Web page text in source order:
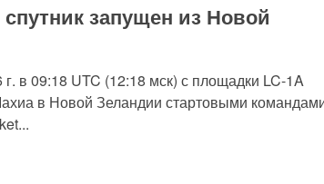
запущен из Новой
г. в 09:18 UTC (12:18 мск) с площадки LC-1A
в Новой Зеландии стартовыми